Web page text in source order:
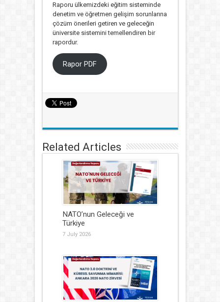
Raporu ülkemizdeki eğitim sisteminde
denetim ve öğretmen gelişim sorunlarına
çözüm önerileri getiren ve geleceğin
üniversite sistemini temellendiren bir
rapordur.
Rapor PDF
Related Articles
NATO’nun Geleceği ve
Türkiye
7 July 2026